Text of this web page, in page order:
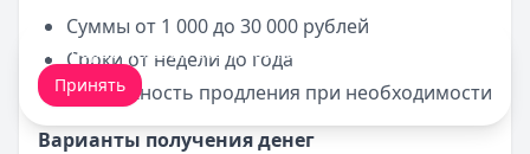
Суммы от 1 000 до 30 000 рублей
Сроки от недели до года
Возможность продления при необходимости
Варианты получения денег
Мы обрабатываем ваши cookie-файлы
Принять